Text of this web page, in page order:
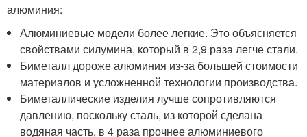
алюминия:
Алюминиевые модели более легкие. Это объясняется
свойствами силумина, который в 2,9 раза легче стали.
Биметалл дороже алюминия из-за большей стоимости
материалов и усложненной технологии производства.
Биметаллические изделия лучше сопротивляются
давлению, поскольку сталь, из которой сделана
водяная часть, в 4 раза прочнее алюминиевого